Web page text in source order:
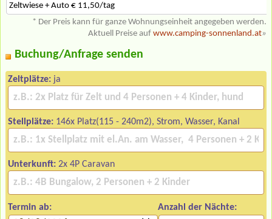
Zeltwiese + Auto € 11,50/tag
* Der Preis kann für ganze Wohnungseinheit angegeben werden.
Aktuell Preise auf www.camping-sonnenland.at»
Buchung/Anfrage senden
Zeltplätze: ja
Stellplätze: 146x Platz(115 - 240m2), Strom, Wasser, Kanal
Unterkunft: 2x 4P Caravan
Termin ab: Anzahl der Nächte: